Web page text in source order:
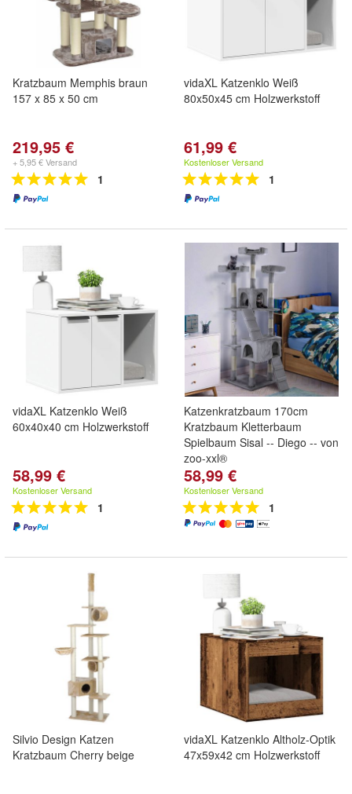
Kratzbaum Memphis braun
157 x 85 x 50 cm
219,95 €
+ 5,95 € Versand
1
vidaXL Katzenklo Weiß
80x50x45 cm Holzwerkstoff
61,99 €
Kostenloser Versand
1
vidaXL Katzenklo Weiß
60x40x40 cm Holzwerkstoff
58,99 €
Kostenloser Versand
1
Katzenkratzbaum 170cm
Kratzbaum Kletterbaum
Spielbaum Sisal -- Diego -- von
zoo-xxl®
58,99 €
Kostenloser Versand
1
Silvio Design Katzen
Kratzbaum Cherry beige
vidaXL Katzenklo Altholz-Optik
47x59x42 cm Holzwerkstoff